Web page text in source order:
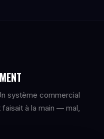
système commercial
à la main — mal,